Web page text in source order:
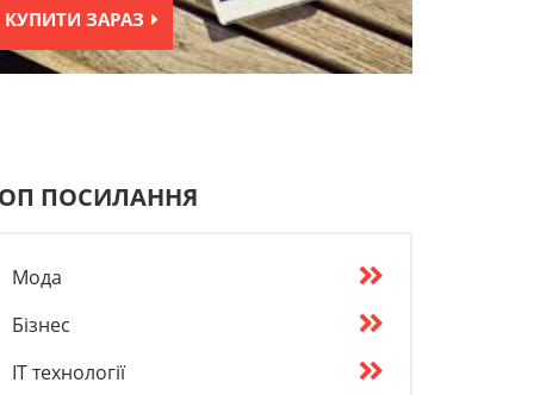
КУПИТИ ЗАРАЗ
ПОСИЛАННЯ
Мода
Бізнес
IT технології